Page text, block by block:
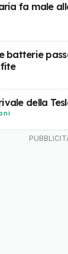
fa male
batterie
della